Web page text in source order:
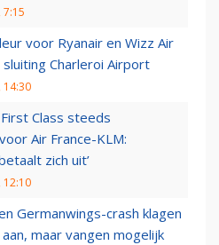
7:15
voor Ryanair en Wizz Air
Charleroi Airport
14:30
Class steeds
Air France-KLM:
zich uit’
12:10
Germanwings-crash klagen
maar vangen mogelijk